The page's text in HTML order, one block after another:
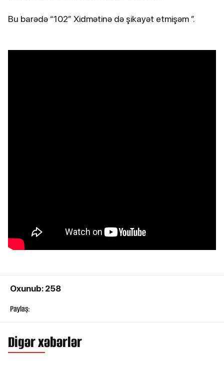
Bu barədə “102” Xidmətinə də şikayət etmişəm ”.
Oxunub: 258
Paylaş:
Digər xəbərlər